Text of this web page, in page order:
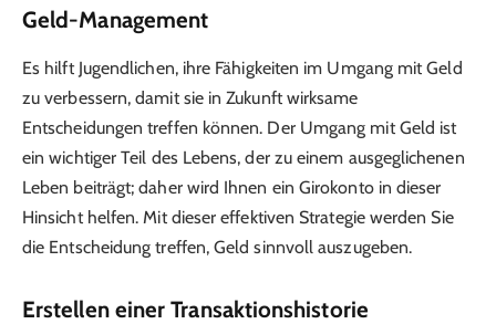
Geld-Management
Es hilft Jugendlichen, ihre Fähigkeiten im Umgang mit Geld
zu verbessern, damit sie in Zukunft wirksame
Entscheidungen treffen können. Der Umgang mit Geld ist
ein wichtiger Teil des Lebens, der zu einem ausgeglichenen
Leben beiträgt; daher wird Ihnen ein Girokonto in dieser
Hinsicht helfen. Mit dieser effektiven Strategie werden Sie
die Entscheidung treffen, Geld sinnvoll auszugeben.
Erstellen einer Transaktionshistorie